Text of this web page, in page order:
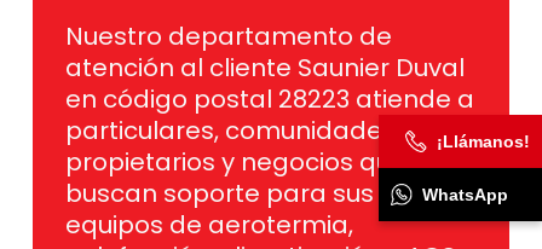
Nuestro departamento de
atención al cliente Saunier Duval
en código postal 28223 atiende a
particulares, comunidades de
propietarios y negocios que
buscan soporte para sus
equipos de aerotermia,
¡Llámanos!
WhatsApp